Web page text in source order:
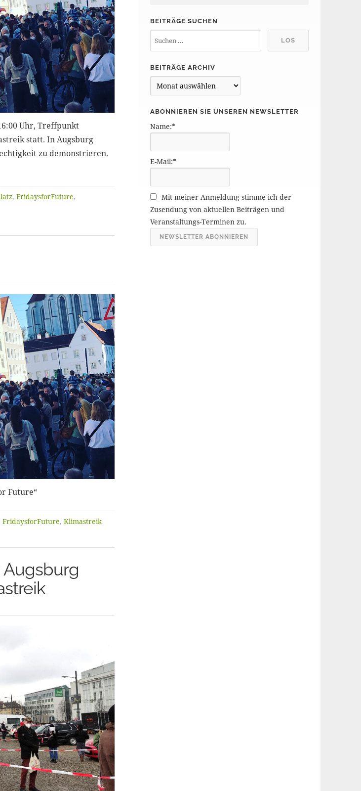
Uhr, Treffpunkt
statt. In Augsburg
zu demonstrieren.
, FridaysforFuture,
Future“
FridaysforFuture, Klimastreik
Augsburg
BEITRÄGE SUCHEN
BEITRÄGE ARCHIV
e
r
e
r
c
h
i
ABONNIEREN SIE UNSEREN NEWSLETTER
Name:*
E-Mail:*
Mit meiner Anmeldung stimme ich der
Zusendung von aktuellen Beiträgen und
Veranstaltungs-Terminen zu.